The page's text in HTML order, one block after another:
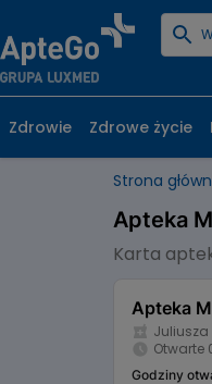
Strona
Apteka
Karta
Apteka
Juliusza
Otwarte
Godziny
Zdrowie Zdrowe życie